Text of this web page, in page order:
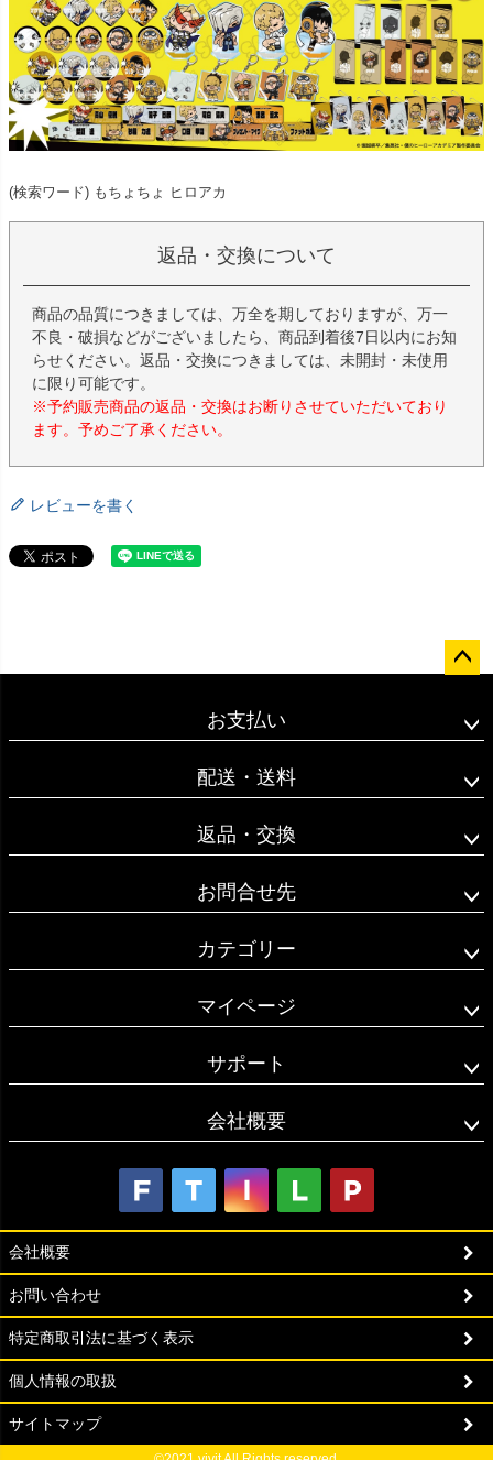
(検索ワード) もちょちょ ヒロアカ
返品・交換について
商品の品質につきましては、万全を期しておりますが、万一
不良・破損などがございましたら、商品到着後7日以内にお知
らせください。返品・交換につきましては、未開封・未使用
に限り可能です。
※予約販売商品の返品・交換はお断りさせていただいており
ます。予めご了承ください。
レビューを書く
ップ
お支払い
配送・送料
返品・交換
お問合せ先
カテゴリー
マイページ
サポート
会社概要
会社概要
お問い合わせ
特定商取引法に基づく表示
個人情報の取扱
サイトマップ